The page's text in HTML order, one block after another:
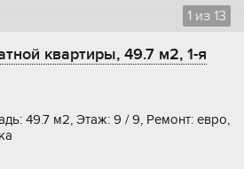
1 из 13
квартиры, 49.7 м2, 1-я
49.7 м2, Этаж: 9 / 9, Ремонт: евро,